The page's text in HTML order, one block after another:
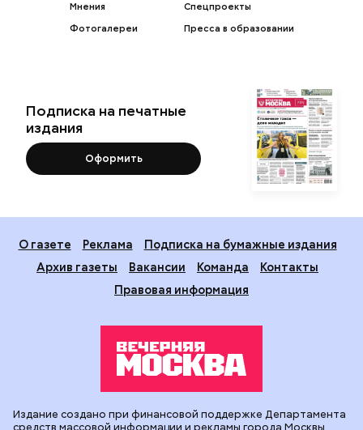
Мнения
Фотогалереи
Спецпроекты
Пресса в образовании
Подписка на печатные
издания
Оформить
О газете Реклама
Подписка на бумажные издания
Архив газеты
Вакансии Команда
Контакты
Правовая информация
Издание создано при финансовой поддержке Департамента
средств массовой информации и рекламы города Москвы.